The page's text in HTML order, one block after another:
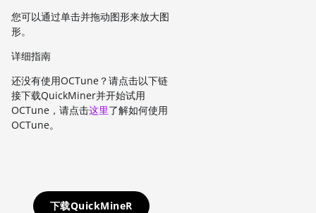
您可以通过单击并拖动图形来放大图
形。
详细指南
还没有使用OCTune？请点击以下链
接下载QuickMiner并开始试用
OCTune，请点击这里了解如何使用
OCTune。
下载QuickMineR